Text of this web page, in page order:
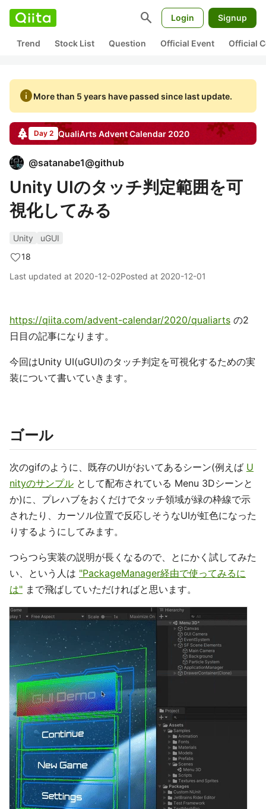
search Login Signup
Trend Stock List Question Official Event Official
infoMore than 5 years have passed since last update.
Day 2 QualiArts Advent Calendar 2020
@satanabe1@github
Unity UIのタッチ判定範囲を可
視化してみる
Unity
uGUI
18
Last updated at 2020-12-02Posted at 2020-12-01
https://qiita.com/advent-calendar/2020/qualiarts の2
日目の記事になります。
今回はUnity UI(uGUI)のタッチ判定を可視化するための実
装について書いていきます。
ゴール
次のgifのように、既存のUIがおいてあるシーン(例えば U
nityのサンプル として配布されている Menu 3Dシーンと
か)に、プレハブをおくだけでタッチ領域が緑の枠線で示
されたり、カーソル位置で反応しそうなUIが虹色になった
りするようにしてみます。
つらつら実装の説明が長くなるので、とにかく試してみた
い、という人は "PackageManager経由で使ってみるに
は" まで飛ばしていただければと思います。